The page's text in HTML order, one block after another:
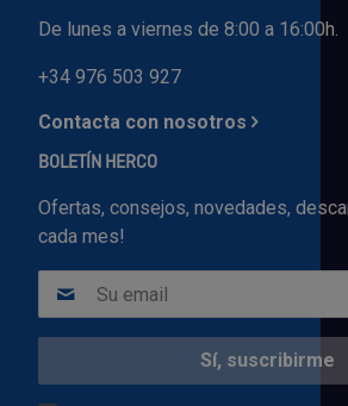
De lunes a viernes de 8:00 a 16:00h.
+34 976 503 927
Contacta con nosotros
BOLETÍN HERCO
Ofertas, consejos, novedades,
cada mes!